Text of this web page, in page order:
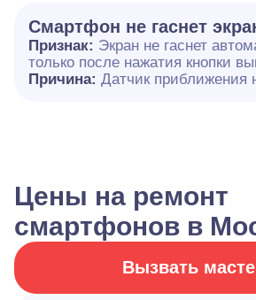
Смартфон не гаснет
Признак: Экран не гаснет
только после нажатия кнопки
Причина: Датчик приближения
Цены на ремонт
смартфонов в
Вызвать